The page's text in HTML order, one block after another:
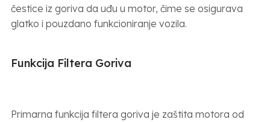
čestice iz goriva da uđu u motor, čime se osigurava
glatko i pouzdano funkcioniranje vozila.
Funkcija Filtera Goriva
Primarna funkcija filtera goriva je zaštita motora od